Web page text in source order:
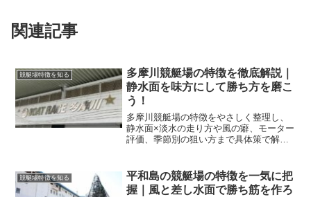
関連記事
競艇場特徴を知る
多摩川競艇場の特徴を徹底解説｜
静水面を味方にして勝ち方を磨こ
う！
多摩川競艇場の特徴をやさしく整理し、
静水面×淡水の走り方や風の癖、モーター
評価、季節別の狙い方まで具体策で解説
競艇場特徴を知る
平和島の競艇場の特徴を一気に把
握｜風と差し水面で勝ち筋を作ろ